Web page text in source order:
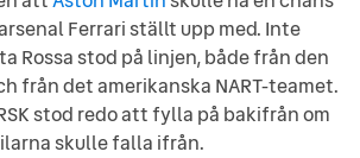
Ferrari ställt upp med. Inte
Rossa stod på linjen, både från den
från det amerikanska NART-teamet.
stod redo att fylla på bakifrån om
skulle falla ifrån.